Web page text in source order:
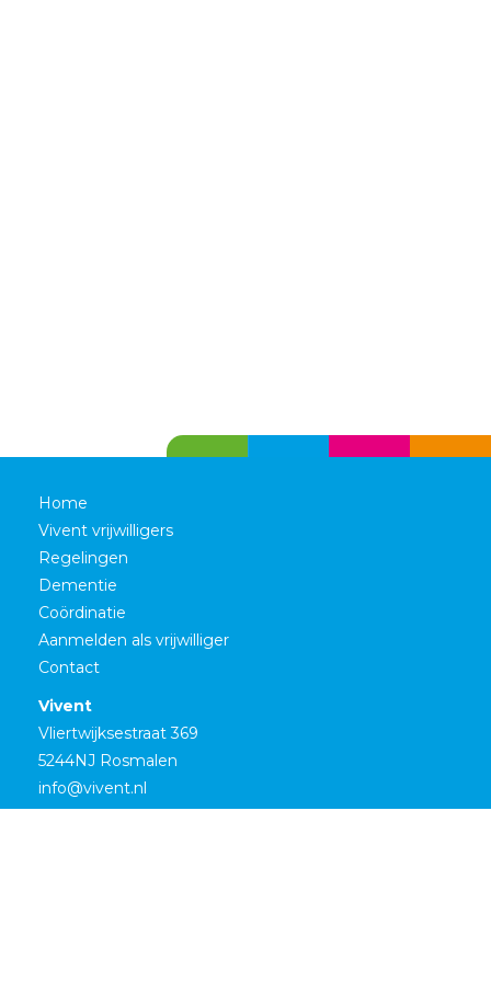
Home
Vivent vrijwilligers
Regelingen
Dementie
Coördinatie
Aanmelden als vrijwilliger
Contact
Vivent
Vliertwijksestraat 369
5244NJ Rosmalen
info@vivent.nl
www.vivent.nl